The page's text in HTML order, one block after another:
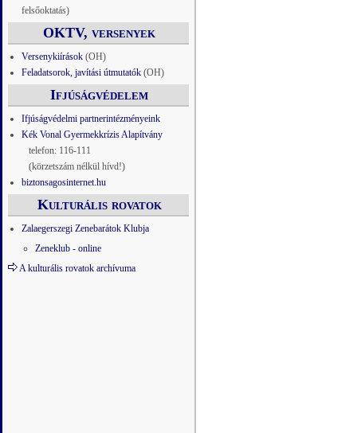
felsőoktatás)
OKTV, versenyek
Versenykiírások (OH)
Feladatsorok, javítási útmutatók (OH)
Ifjúságvédelem
Ifjúságvédelmi partnerintézményeink
Kék Vonal Gyermekkrízis Alapítvány
telefon: 116-111
(körzetszám nélkül hívd!)
biztonsagosinternet.hu
Kulturális rovatok
Zalaegerszegi Zenebarátok Klubja
Zeneklub - online
A kulturális rovatok archívuma